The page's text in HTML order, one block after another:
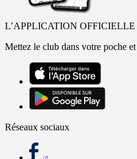
L’APPLICATION
Mettez le club dans votre poche
Réseaux sociaux